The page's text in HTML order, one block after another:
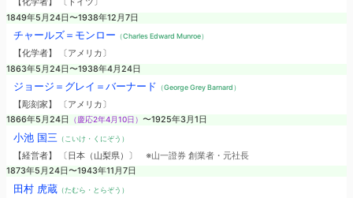
【化学者】 〔ドイツ〕
1849年5月24日〜1938年12月7日
チャールズ＝モンロー （Charles Edward Munroe）
【化学者】 〔アメリカ〕
1863年5月24日〜1938年4月24日
ジョージ＝グレイ＝バーナード （George Grey Barnard）
【彫刻家】 〔アメリカ〕
1866年5月24日
（慶応2年4月10日） 〜1925年3月1日
小池 国三 （こいけ・くにぞう）
【経営者】 〔日本（山梨県）〕 ※山一證券 創業者・元社長
1873年5月24日〜1943年11月7日
田村 虎蔵（たむら・とらぞう）